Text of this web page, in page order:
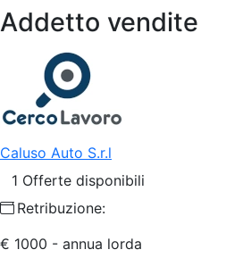
Addetto vendite
Caluso Auto S.r.l
1 Offerte disponibili
Retribuzione:
€ 1000 - annua lorda